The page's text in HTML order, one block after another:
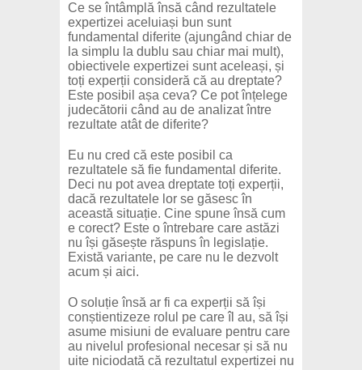
Ce se întâmplă însă când rezultatele
expertizei aceluiași bun sunt
fundamental diferite (ajungând chiar de
la simplu la dublu sau chiar mai mult),
obiectivele expertizei sunt aceleași, și
toți experții consideră că au dreptate?
Este posibil așa ceva? Ce pot înțelege
judecătorii când au de analizat între
rezultate atât de diferite?
Eu nu cred că este posibil ca
rezultatele să fie fundamental diferite.
Deci nu pot avea dreptate toți experții,
dacă rezultatele lor se găsesc în
această situație. Cine spune însă cum
e corect? Este o întrebare care astăzi
nu își găsește răspuns în legislație.
Există variante, pe care nu le dezvolt
acum și aici.
O soluție însă ar fi ca experții să își
conștientizeze rolul pe care îl au, să își
asume misiuni de evaluare pentru care
au nivelul profesional necesar și să nu
uite niciodată că rezultatul expertizei nu